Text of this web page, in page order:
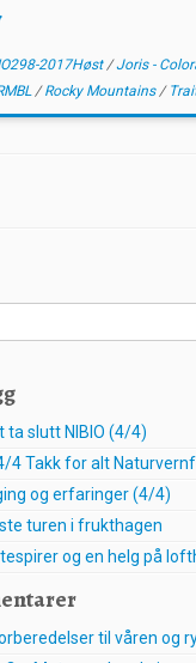
2017Høst/Joris -
/Rocky Mountains/
ta slutt NIBIO (4/4)
4 Takk for alt
og erfaringer (4/4)
turen i frukthagen
og en helg på
til våren og